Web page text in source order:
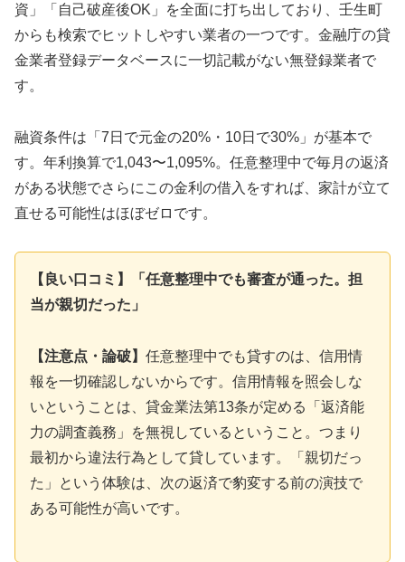
資」「自己破産後OK」を全面に打ち出しており、壬生町
からも検索でヒットしやすい業者の一つです。金融庁の貸
金業者登録データベースに一切記載がない無登録業者で
す。
融資条件は「7日で元金の20%・10日で30%」が基本で
す。年利換算で1,043〜1,095%。任意整理中で毎月の返済
がある状態でさらにこの金利の借入をすれば、家計が立て
直せる可能性はほぼゼロです。
【良い口コミ】「任意整理中でも審査が通った。担
当が親切だった」
【注意点・論破】 任意整理中でも貸すのは、信用情
報を一切確認しないからです。信用情報を照会しな
いということは、貸金業法第13条が定める「返済能
力の調査義務」を無視しているということ。つまり
最初から違法行為として貸しています。「親切だっ
た」という体験は、次の返済で豹変する前の演技で
ある可能性が高いです。